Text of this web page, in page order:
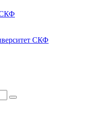
СКФ
СКФ